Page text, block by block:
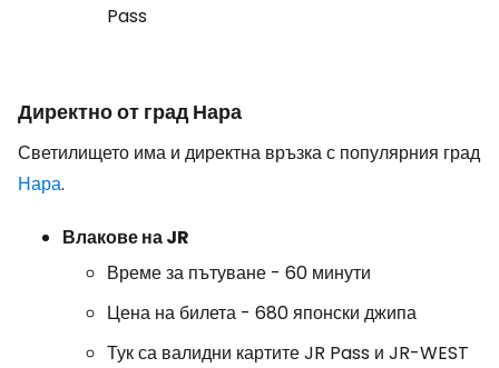
Pass
Директно от град Нара
Светилището има и директна връзка с популярния град
Нара.
Влакове на JR
Време за пътуване - 60 минути
Цена на билета - 680 японски джипа
Тук са валидни картите JR Pass и JR-WEST